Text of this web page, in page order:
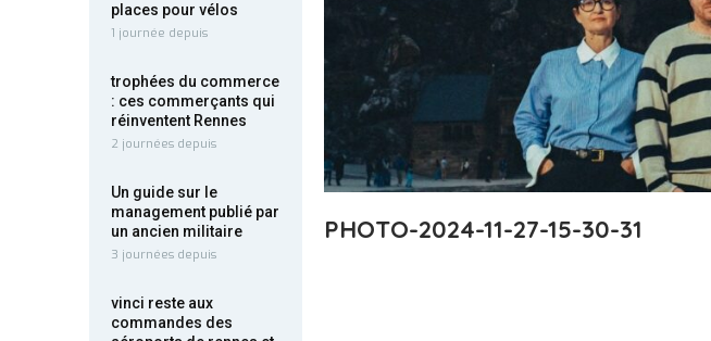
PHOTO-2024-11-27-15-30-31
places pour vélos
1 journée depuis
trophées du commerce
: ces commerçants qui
réinventent Rennes
2 journées depuis
Un guide sur le
management publié par
un ancien militaire
3 journées depuis
vinci reste aux
commandes des